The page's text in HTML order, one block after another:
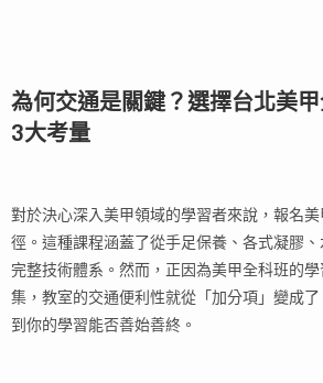
為何交通是關鍵？選擇台北美
3大考量
對於決心深入美甲領域的學習者來說，報名
徑。這種課程涵蓋了從手足保養、各式凝膠
完整技術體系。然而，正因為美甲全科班的
集，教室的交通便利性就從「加分項」變成
到你的學習能否善始善終。